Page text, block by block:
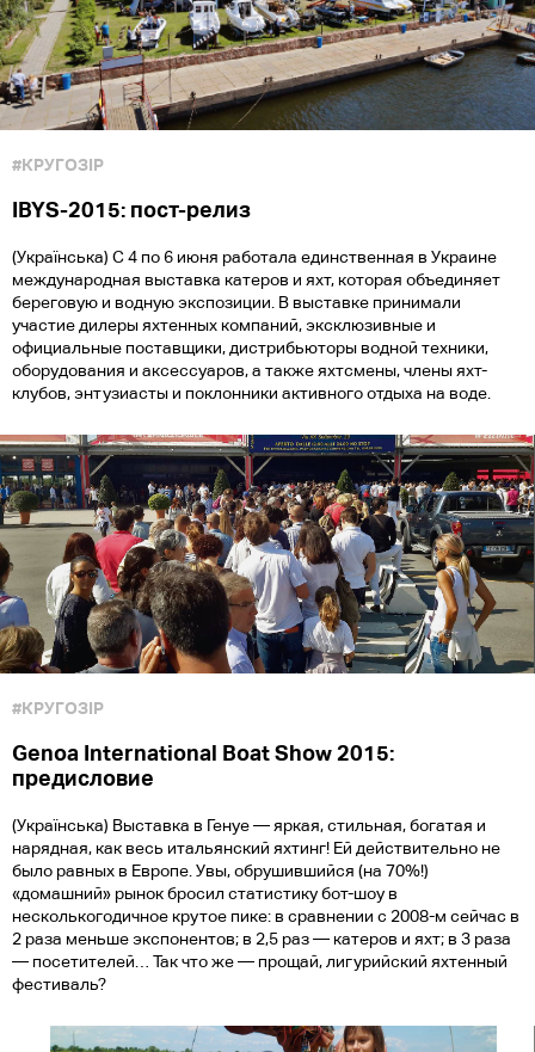
#КРУГОЗІР
IBYS-2015: пост-релиз
(Українська) С 4 по 6 июня работала единственная в Украине
международная выставка катеров и яхт, которая объединяет
береговую и водную экспозиции. В выставке принимали
участие дилеры яхтенных компаний, эксклюзивные и
официальные поставщики, дистрибьюторы водной техники,
оборудования и аксессуаров, а также яхтсмены, члены яхт-
клубов, энтузиасты и поклонники активного отдыха на воде.
#КРУГОЗІР
Genoa International Boat Show 2015:
предисловие
(Українська) Выставка в Генуе — яркая, стильная, богатая и
нарядная, как весь итальянский яхтинг! Ей действительно не
было равных в Европе. Увы, обрушившийся (на 70%!)
«домашний» рынок бросил статистику бот-шоу в
несколькогодичное крутое пике: в сравнении с 2008-м сейчас в
2 раза меньше экспонентов; в 2,5 раз — катеров и яхт; в 3 раза
— посетителей… Так что же — прощай, лигурийский яхтенный
фестиваль?